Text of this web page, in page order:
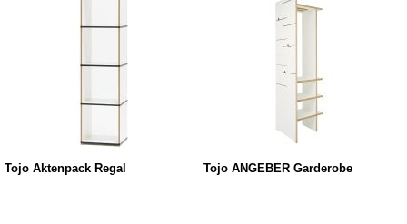
Tojo Aktenpack Regal Tojo ANGEBER Garderobe